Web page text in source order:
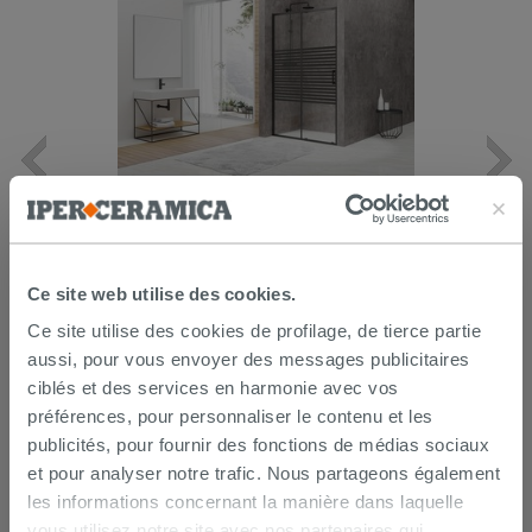
Ce site web utilise des cookies.
Ce site utilise des cookies de profilage, de tierce partie
aussi, pour vous envoyer des messages publicitaires
ciblés et des services en harmonie avec vos
préférences, pour personnaliser le contenu et les
publicités, pour fournir des fonctions de médias sociaux
et pour analyser notre trafic. Nous partageons également
les informations concernant la manière dans laquelle
Porte de douche coulissante Arek
140xH190 Ext 136,8/139,8 cm verre
6mm transparent sérigraphie noir
221,94 € /PC369,90 €
AJOUTER AU PANIER